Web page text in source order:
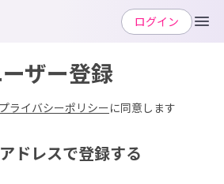
ザー登録
プライバシーポリシーに同意します
ドレスで登録する
ログイン